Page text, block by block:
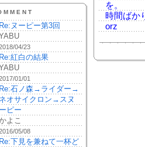
Re:ヌーピー第3回
04/23
Re:紅白の結果
01/01
Re:石ノ森→ライダー→
ネオサイクロン→スヌ
ーピー
よこ
05/08
Re:下見を兼ねて一杯ど
を。
時間ばか
orz